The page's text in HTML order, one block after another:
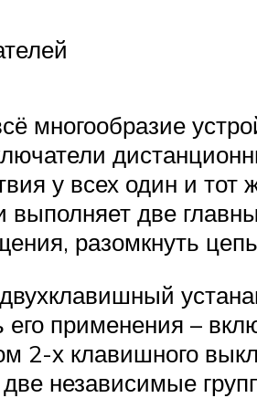
многообразие
у всех один и
выполняет две
разомкнуть
его применения –
2-х клавишного
независимые